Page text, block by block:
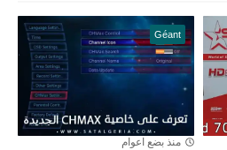
Géant
منذ بضع اعوام